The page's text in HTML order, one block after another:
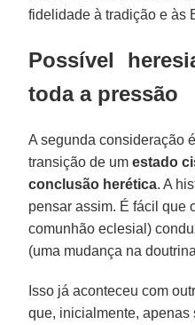
fidelidade à tradição e às
Possível
toda a pressão
A segunda consideração
transição de umestado
conclusão herética. A
pensar assim. É fácil que
comunhão eclesial)
(uma mudança na
Isso já aconteceu com
que, inicialmente, apenas